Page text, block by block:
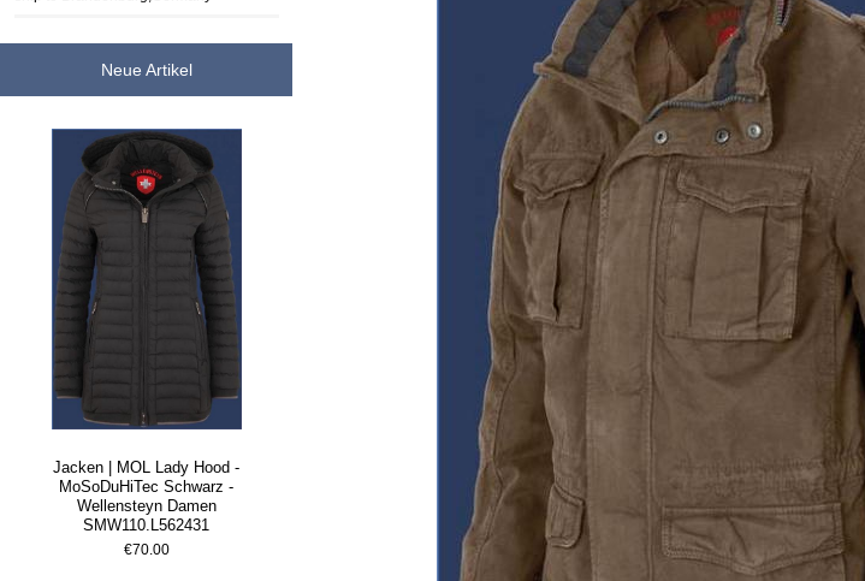
Neue Artikel
Jacken | MOL Lady Hood -
MoSoDuHiTec Schwarz -
Wellensteyn Damen
SMW110.L562431
€70.00